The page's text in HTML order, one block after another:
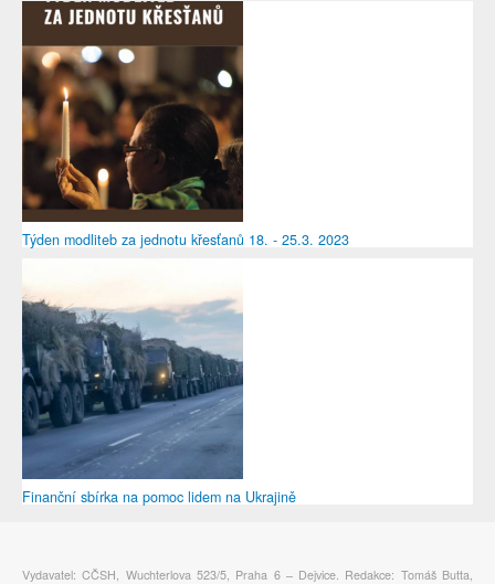
Týden modliteb za jednotu křesťanů 18. - 25.3. 2023
Finanční sbírka na pomoc lidem na Ukrajině
Vydavatel: CČSH, Wuchterlova 523/5, Praha 6 – Dejvice. Redakce: Tomáš Butta,